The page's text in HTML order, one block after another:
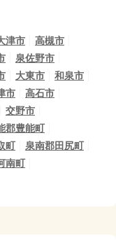
津市
高槻市
泉佐野市
大東市
和泉市
市
高石市
交野市
郡豊能町
町
泉南郡田尻町
南町